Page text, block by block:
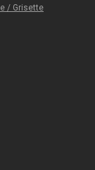
/ Grisette